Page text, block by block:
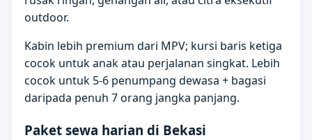
outdoor.
Kabin lebih premium dari MPV; kursi baris ketiga
cocok untuk anak atau perjalanan singkat. Lebih
cocok untuk 5-6 penumpang dewasa + bagasi
daripada penuh 7 orang jangka panjang.
Paket sewa harian di Bekasi